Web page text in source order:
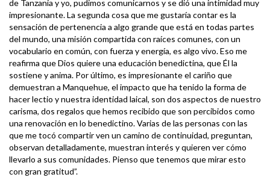
de Tanzania y yo, pudimos comunicarnos y se dió una intimidad muy
impresionante. La segunda cosa que me gustaría contar es la
sensación de pertenencia a algo grande que está en todas partes
del mundo, una misión compartida con raíces comunes, con un
vocabulario en común, con fuerza y energía, es algo vivo. Eso me
reafirma que Dios quiere una educación benedictina, que Él la
sostiene y anima. Por último, es impresionante el cariño que
demuestran a Manquehue, el impacto que ha tenido la forma de
hacer lectio y nuestra identidad laical, son dos aspectos de nuestro
carisma, dos regalos que hemos recibido que son percibidos como
una renovación en lo benedictino. Varias de las personas con las
que me tocó compartir ven un camino de continuidad, preguntan,
observan detalladamente, muestran interés y quieren ver cómo
llevarlo a sus comunidades. Pienso que tenemos que mirar esto
con gran gratitud”.